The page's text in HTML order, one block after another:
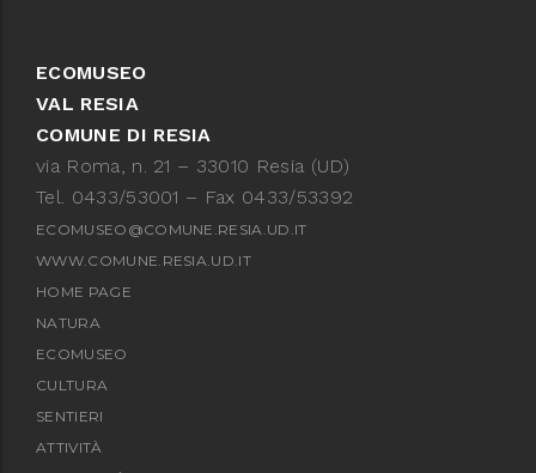
ECOMUSEO
VAL RESIA
COMUNE DI RESIA
via Roma, n. 21 – 33010 Resia (UD)
Tel. 0433/53001 – Fax 0433/53392
ECOMUSEO@COMUNE.RESIA.UD.IT
WWW.COMUNE.RESIA.UD.IT
HOME PAGE
NATURA
ECOMUSEO
CULTURA
SENTIERI
ATTIVITÀ